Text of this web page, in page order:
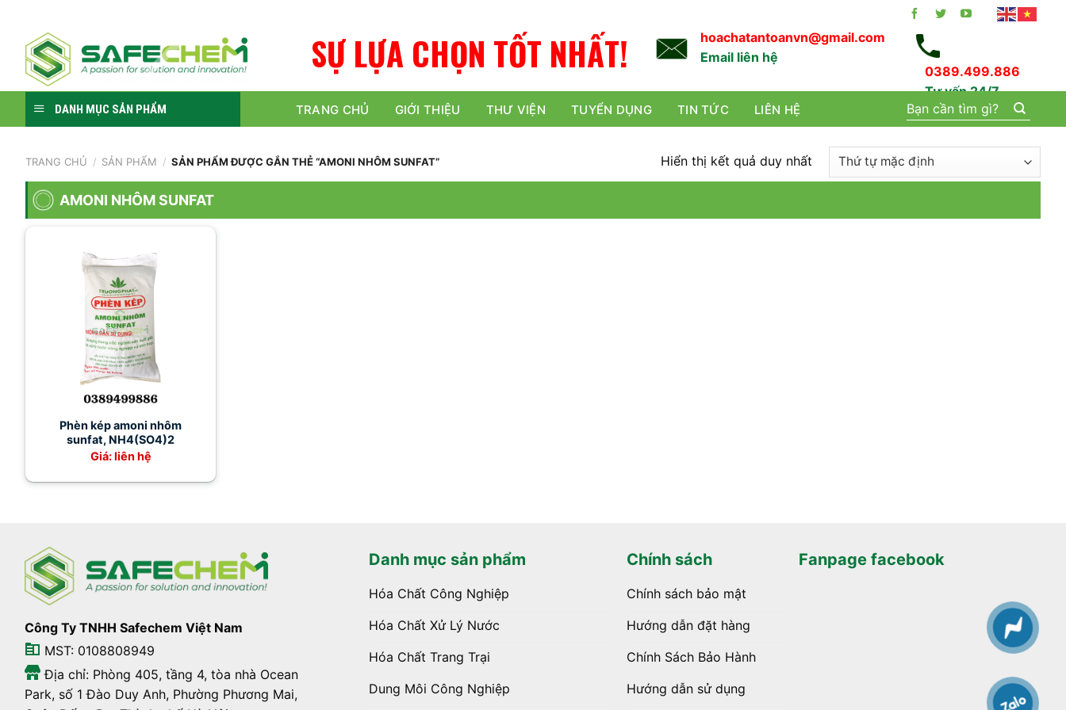
content
SỰ LỰA CHỌN TỐT NHẤT!
hoachatantoanvn@gmail.com
Email liên hệ
0389.499.886
Tư vấn 24/7
DANH MỤC SẢN PHẨM TRANG CHỦ GIỚI THIỆU THƯ VIỆN TUYỂN DỤNG TIN TỨC LIÊN HỆ
Tìm
kiếm:
TRANG CHỦ / SẢN PHẨM / SẢN PHẨM ĐƯỢC GẮN THẺ “AMONI NHÔM SUNFAT” Hiển thị kết quả duy nhất
AMONI NHÔM SUNFAT
Phèn kép amoni nhôm
sunfat, NH4(SO4)2
Giá: liên hệ
Công Ty TNHH Safechem Việt Nam
MST: 0108808949
Địa chỉ: Phòng 405, tầng 4, tòa nhà Ocean
Park, số 1 Đào Duy Anh, Phường Phương Mai,
Danh mục sản phẩm
Hóa Chất Công Nghiệp
Hóa Chất Xử Lý Nước
Hóa Chất Trang Trại
Dung Môi Công Nghiệp
Chính sách
Chính sách bảo mật
Hướng dẫn đặt hàng
Chính Sách Bảo Hành
Hướng dẫn sử dụng
Fanpage facebook